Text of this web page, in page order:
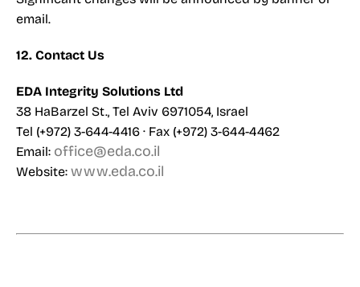
email.
12. Contact Us
EDA Integrity Solutions Ltd
38 HaBarzel St., Tel Aviv 6971054, Israel
Tel (+972) 3-644-4416 · Fax (+972) 3-644-4462
Email: office@eda.co.il
Website: www.eda.co.il